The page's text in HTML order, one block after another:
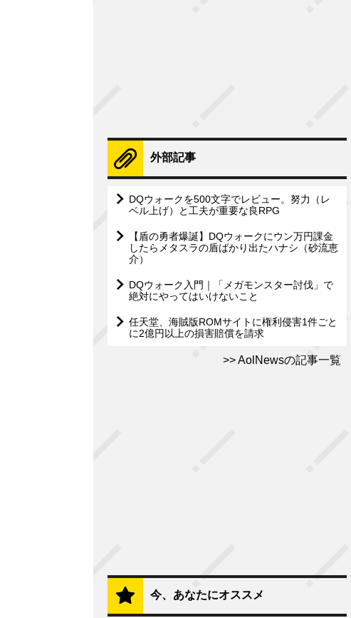
外部記事
DQウォークを500文字でレビュー。努力（レ
ベル上げ）と工夫が重要な良RPG
【盾の勇者爆誕】DQウォークにウン万円課金
したらメタスラの盾ばかり出たハナシ（砂流恵
介）
DQウォーク入門｜「メガモンスター討伐」で
絶対にやってはいけないこと
任天堂、海賊版ROMサイトに権利侵害1件ごと
に2億円以上の損害賠償を請求
AolNewsの記事一覧
今、あなたにオススメ